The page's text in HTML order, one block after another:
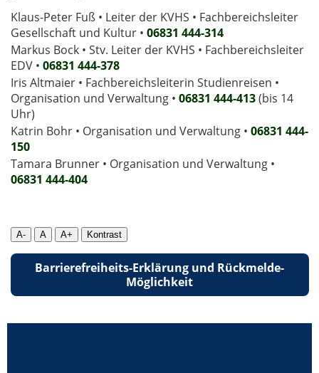
Klaus-Peter Fuß • Leiter der KVHS • Fachbereichsleiter
Gesellschaft und Kultur • 06831 444-314
Markus Bock • Stv. Leiter der KVHS • Fachbereichsleiter
EDV • 06831 444-378
Iris Altmaier • Fachbereichsleiterin Studienreisen •
Organisation und Verwaltung • 06831 444-413(bis 14
Uhr)
Katrin Bohr • Organisation und Verwaltung • 06831 444-
150
Tamara Brunner • Organisation und Verwaltung •
06831 444­-404
A- A A+ Kontrast
Barrierefreiheits-Erklärung und Rückmelde-
Möglichkeit